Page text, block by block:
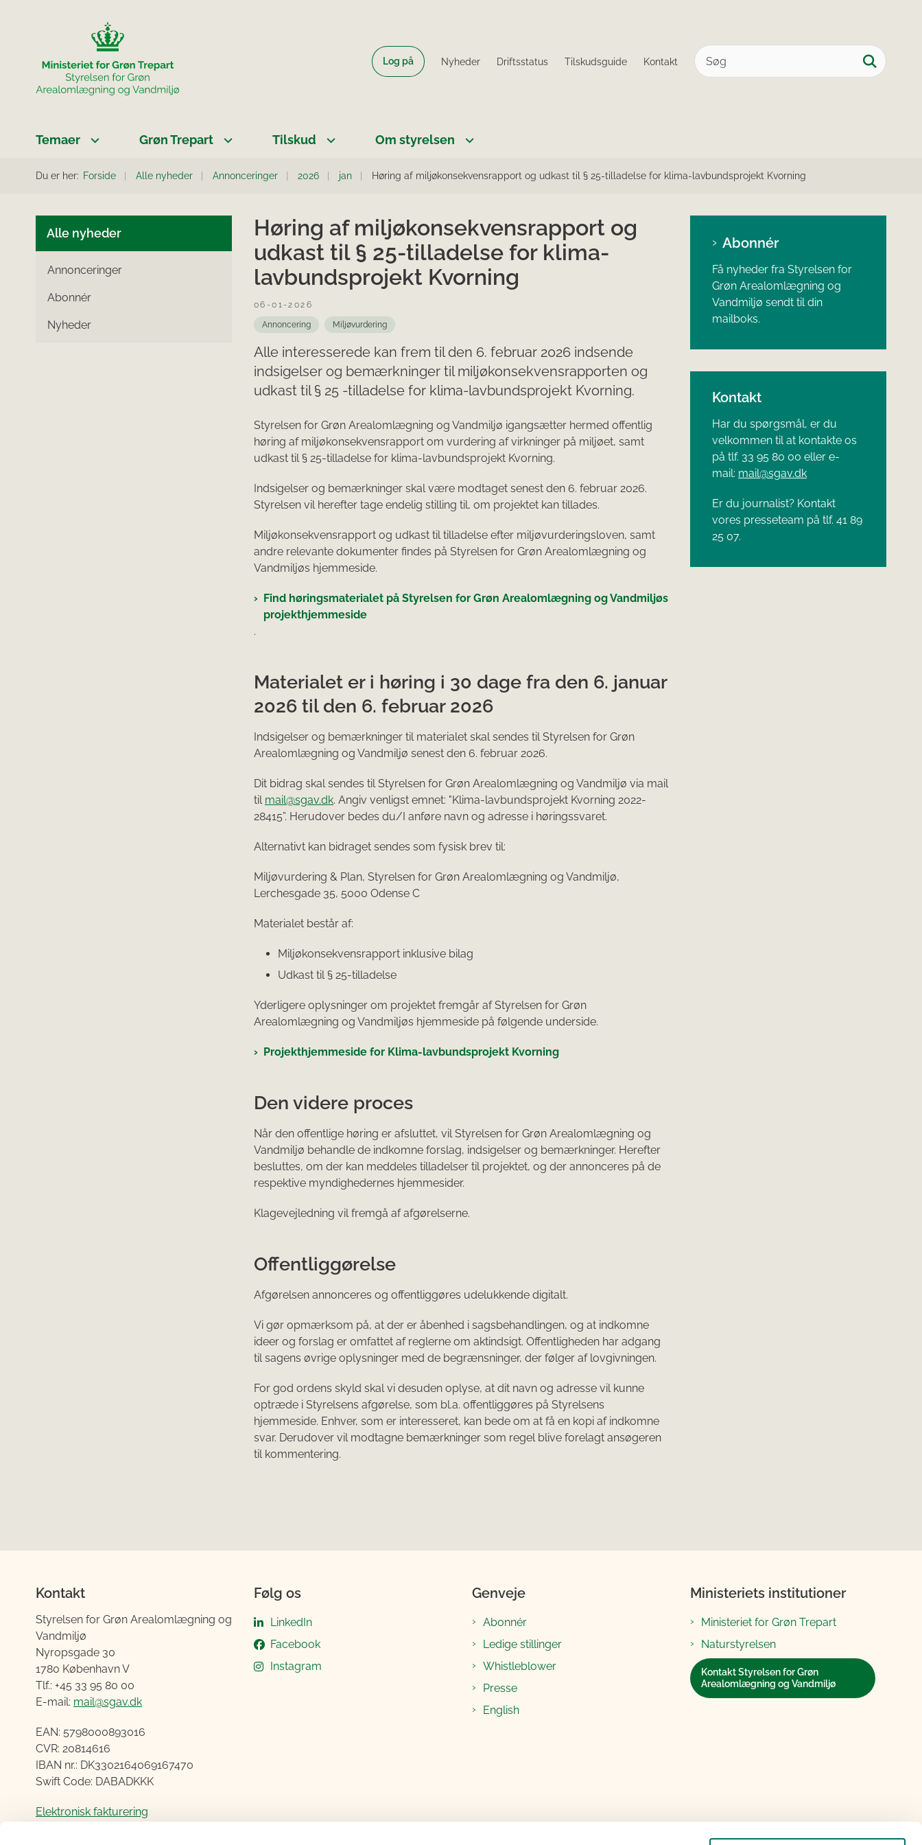
Log på Nyheder Driftsstatus Tilskudsguide Kontakt
Temaer Grøn Trepart Tilskud Om styrelsen
Du er her: Forside Alle nyheder Annonceringer 2026 jan Høring af miljøkonsekvensrapport og udkast til § 25-tilladelse for klima-lavbundsprojekt Kvorning
Alle nyheder
Annonceringer
Abonnér
Nyheder
Høring af miljøkonsekvensrapport og
udkast til § 25-tilladelse for klima-
lavbundsprojekt Kvorning
06-01-2026
Annoncering Miljøvurdering
Alle interesserede kan frem til den 6. februar 2026 indsende
indsigelser og bemærkninger til miljøkonsekvensrapporten og
udkast til § 25 -tilladelse for klima-lavbundsprojekt Kvorning.
Styrelsen for Grøn Arealomlægning og Vandmiljø igangsætter hermed offentlig
høring af miljøkonsekvensrapport om vurdering af virkninger på miljøet, samt
udkast til § 25-tilladelse for klima-lavbundsprojekt Kvorning.
Indsigelser og bemærkninger skal være modtaget senest den 6. februar 2026.
Styrelsen vil herefter tage endelig stilling til, om projektet kan tillades.
Miljøkonsekvensrapport og udkast til tilladelse efter miljøvurderingsloven, samt
andre relevante dokumenter findes på Styrelsen for Grøn Arealomlægning og
Vandmiljøs hjemmeside.
Find høringsmaterialet på Styrelsen for Grøn Arealomlægning og Vandmiljøs
projekthjemmeside
.
Materialet er i høring i 30 dage fra den 6. januar
2026 til den 6. februar 2026
Indsigelser og bemærkninger til materialet skal sendes til Styrelsen for Grøn
Arealomlægning og Vandmiljø senest den 6. februar 2026.
Dit bidrag skal sendes til Styrelsen for Grøn Arealomlægning og Vandmiljø via mail
til mail@sgav.dk. Angiv venligst emnet: "Klima-lavbundsprojekt Kvorning 2022-
28415”. Herudover bedes du/I anføre navn og adresse i høringssvaret.
Alternativt kan bidraget sendes som fysisk brev til:
Miljøvurdering & Plan, Styrelsen for Grøn Arealomlægning og Vandmiljø,
Lerchesgade 35, 5000 Odense C
Materialet består af:
Miljøkonsekvensrapport inklusive bilag
Udkast til § 25-tilladelse
Yderligere oplysninger om projektet fremgår af Styrelsen for Grøn
Arealomlægning og Vandmiljøs hjemmeside på følgende underside.
Projekthjemmeside for Klima-lavbundsprojekt Kvorning
Den videre proces
Når den offentlige høring er afsluttet, vil Styrelsen for Grøn Arealomlægning og
Vandmiljø behandle de indkomne forslag, indsigelser og bemærkninger. Herefter
besluttes, om der kan meddeles tilladelser til projektet, og der annonceres på de
respektive myndighedernes hjemmesider.
Klagevejledning vil fremgå af afgørelserne.
Offentliggørelse
Afgørelsen annonceres og offentliggøres udelukkende digitalt.
Vi gør opmærksom på, at der er åbenhed i sagsbehandlingen, og at indkomne
ideer og forslag er omfattet af reglerne om aktindsigt. Offentligheden har adgang
til sagens øvrige oplysninger med de begrænsninger, der følger af lovgivningen.
For god ordens skyld skal vi desuden oplyse, at dit navn og adresse vil kunne
optræde i Styrelsens afgørelse, som bl.a. offentliggøres på Styrelsens
hjemmeside. Enhver, som er interesseret, kan bede om at få en kopi af indkomne
svar. Derudover vil modtagne bemærkninger som regel blive forelagt ansøgeren
til kommentering.
Abonnér
Få nyheder fra Styrelsen for
Grøn Arealomlægning og
Vandmiljø sendt til din
mailboks.
Kontakt
Har du spørgsmål, er du
velkommen til at kontakte os
på tlf. 33 95 80 00 eller e-
mail: mail@sgav.dk
Er du journalist? Kontakt
vores presseteam på tlf. 41 89
25 07.
Kontakt
Styrelsen for Grøn Arealomlægning og
Vandmiljø
Nyropsgade 30
1780 København V
Tlf.: +45 33 95 80 00
E-mail: mail@sgav.dk
EAN: 5798000893016
CVR: 20814616
IBAN nr.: DK3302164069167470
Swift Code: DABADKKK
Elektronisk fakturering
Følg os
LinkedIn
Facebook
Instagram
Genveje
Abonnér
Ledige stillinger
Whistleblower
Presse
English
Ministeriets institutioner
Ministeriet for Grøn Trepart
Naturstyrelsen
Kontakt Styrelsen for Grøn
Arealomlægning og Vandmiljø